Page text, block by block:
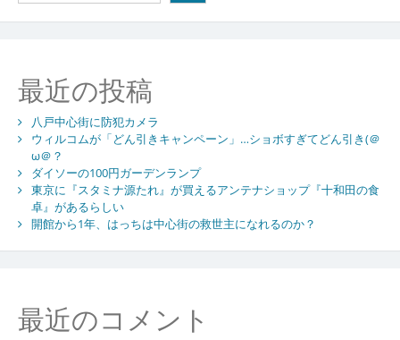
最近の投稿
八戸中心街に防犯カメラ
ウィルコムが「どん引きキャンペーン」…ショボすぎてどん引き(＠
ω＠？
ダイソーの100円ガーデンランプ
東京に『スタミナ源たれ』が買えるアンテナショップ『十和田の食
卓』があるらしい
開館から1年、はっちは中心街の救世主になれるのか？
最近のコメント